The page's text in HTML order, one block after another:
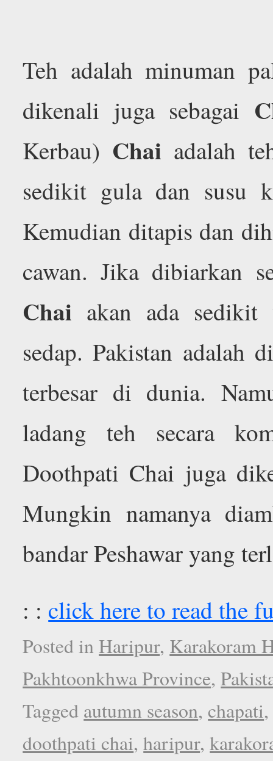
Teh adalah minuman
dikenali juga sebagai
Kerbau) Chai adalah
sedikit gula dan susu
Kemudian ditapis dan
cawan. Jika dibiarkan
Chai akan ada sedikit
sedap. Pakistan adalah
terbesar di dunia.
ladang teh secara
Doothpati Chai juga
Mungkin namanya
bandar Peshawar yang
: : click here to read the
Posted in Haripur, Karakoram
Pakhtoonkhwa Province,
Tagged autumn season, chapati
doothpati chai,haripur,